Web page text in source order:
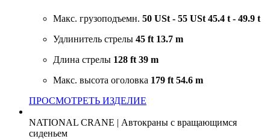
Макс. грузоподъемн. 50 USt - 55 USt 45.4 t - 49.9 t
Удлинитель стрелы 45 ft 13.7 m
Длина стрелы 128 ft 39 m
Макс. высота оголовка 179 ft 54.6 m
ПРОСМОТРЕТЬ ИЗДЕЛИЕ
NATIONAL CRANE | Автокраны с вращающимся
сиденьем